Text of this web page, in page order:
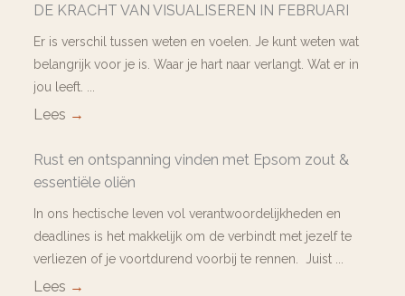
DE KRACHT VAN VISUALISEREN IN FEBRUARI
Er is verschil tussen weten en voelen. Je kunt weten wat
belangrijk voor je is. Waar je hart naar verlangt. Wat er in
jou leeft. ...
Lees →
Rust en ontspanning vinden met Epsom zout &
essentiële oliën
In ons hectische leven vol verantwoordelijkheden en
deadlines is het makkelijk om de verbindt met jezelf te
verliezen of je voortdurend voorbij te rennen. Juist ...
Lees →